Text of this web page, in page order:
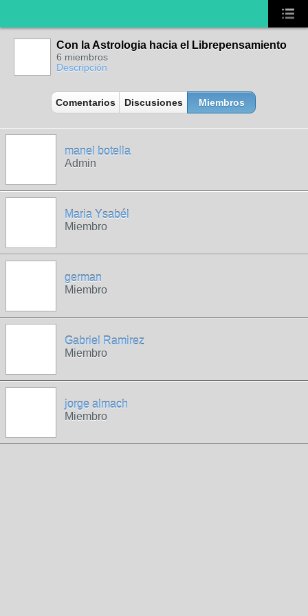
Con la Astrologia hacia el Librepensamiento
6 miembros
Descripción
Comentarios Discusiones Miembros
manel botella
Admin
Maria Ysabél
Miembro
german
Miembro
Gabriel Ramirez
Miembro
jorge almach
Miembro